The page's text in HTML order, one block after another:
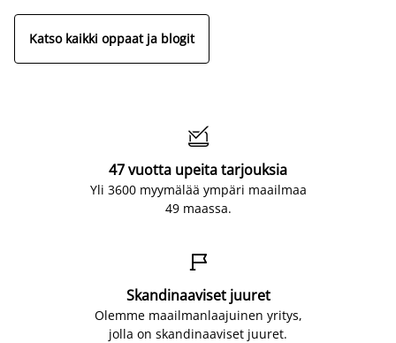
Katso kaikki oppaat ja blogit

47 vuotta upeita tarjouksia
Yli 3600 myymälää ympäri maailmaa
49 maassa.

Skandinaaviset juuret
Olemme maailmanlaajuinen yritys,
jolla on skandinaaviset juuret.